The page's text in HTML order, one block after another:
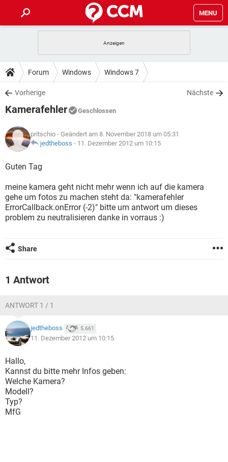
MENU
ANDROID IOS
WINDOWS 10
WHATSAPP
FACEBOOK
TIPPS & TRICKS
SPIELE STREAMING
WHATSAPP TIKTOK
FACEBOOK
DOWNLOADS
SPIELE
ANDROID
WINDOWS 10 INSTAGRAM
WHATSAPP
SPIELE STREAMING
ANDROID
WINDOWS 10
WHATSAPP TIKTOK
FACEBOOK HARDWARE
LEXIKON
SPIELE
WINDOWS 10 INSTAGRAM
WHATSAPP TIKTOK
Forum Windows Windows 7
Vorherige Nächste
Kamerafehler Geschlossen
pritschio - Geändert am 8. November 2018 um 05:31
jedtheboss - 11. Dezember 2012 um 10:15
Guten Tag
meine kamera geht nicht mehr wenn ich auf die kamera
gehe um fotos zu machen steht da: "kamerafehler
ErrorCallback.onError (-2)" bitte um antwort um dieses
problem zu neutralisieren danke in vorraus :)
Share
1 Antwort
ANTWORT 1 / 1
jedtheboss 5.661
11. Dezember 2012 um 10:15
Hallo,
Kannst du bitte mehr Infos geben:
Welche Kamera?
Modell?
Typ?
MfG